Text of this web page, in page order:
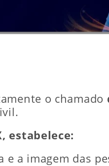
o chamado
estabelece:
a imagem das